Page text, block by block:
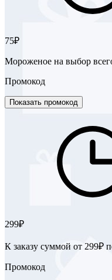
75₽
Мороженое на выбор
Промокод
Показать промокод
299₽
К заказу суммой от 299₽
Промокод